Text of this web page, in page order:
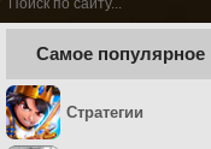
Самое популярное
Стратегии